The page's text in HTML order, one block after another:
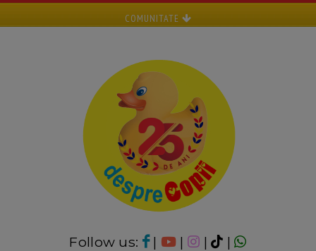
COMUNITATE
Follow us: | | |
|